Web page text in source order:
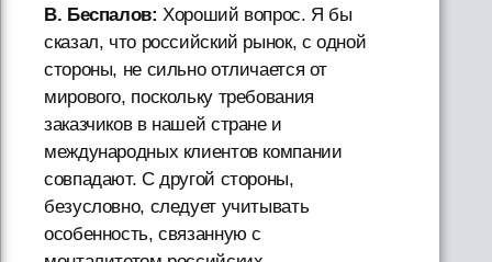
В. Беспалов: Хороший вопрос. Я бы
сказал, что российский рынок, с одной
стороны, не сильно отличается от
мирового, поскольку требования
заказчиков в нашей стране и
международных клиентов компании
совпадают. С другой стороны,
безусловно, следует учитывать
особенность, связанную с